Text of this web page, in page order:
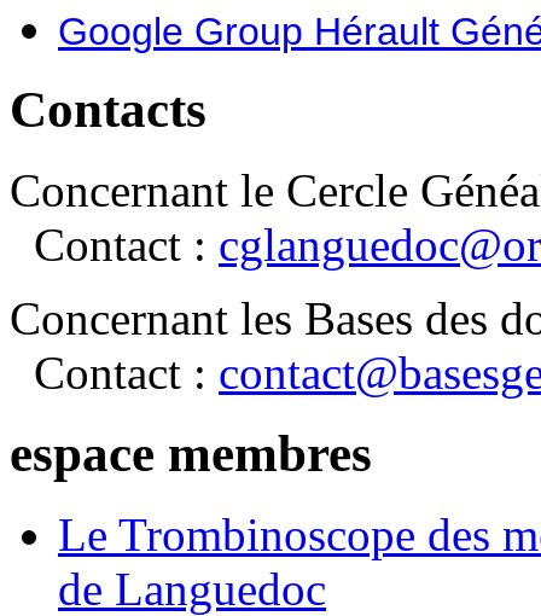
Google Group Hérault
Contacts
Concernant le Cercle
Contact :
Concernant les Bases des
Contact :
espace membres
Le Trombinoscope des
de Languedoc